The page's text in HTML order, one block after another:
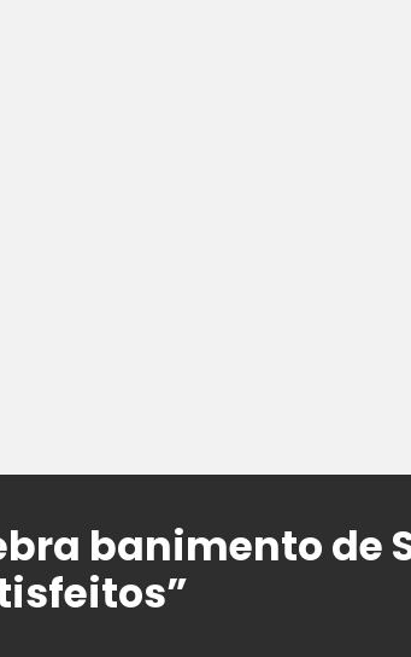
banimento de